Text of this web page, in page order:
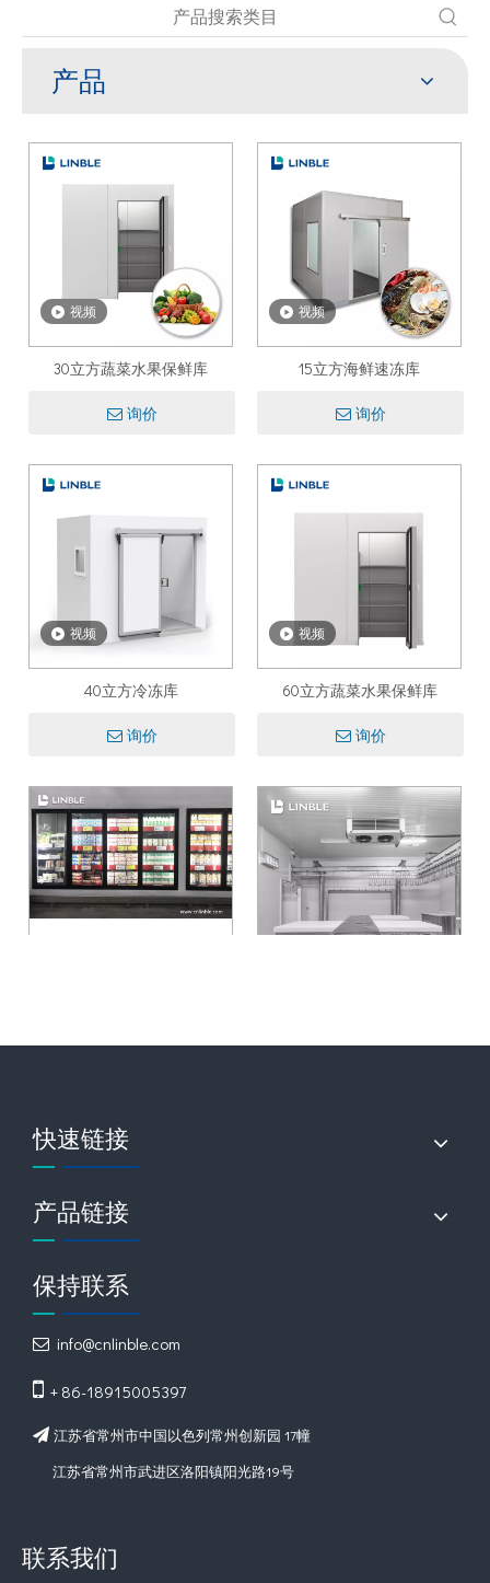
产品
视频
30立方蔬菜水果保鲜库
询价
视频
15立方海鲜速冻库
询价
视频
40立方冷冻库
询价
视频
60立方蔬菜水果保鲜库
询价
视频
100立方蔬菜水果保鲜库
快速链接
产品链接
保持联系
 info@cnlinble.com
 + 86-18915005397
 江苏省常州市中国以色列常州创新园 17幢
江苏省常州市武进区洛阳镇阳光路19号
联系我们